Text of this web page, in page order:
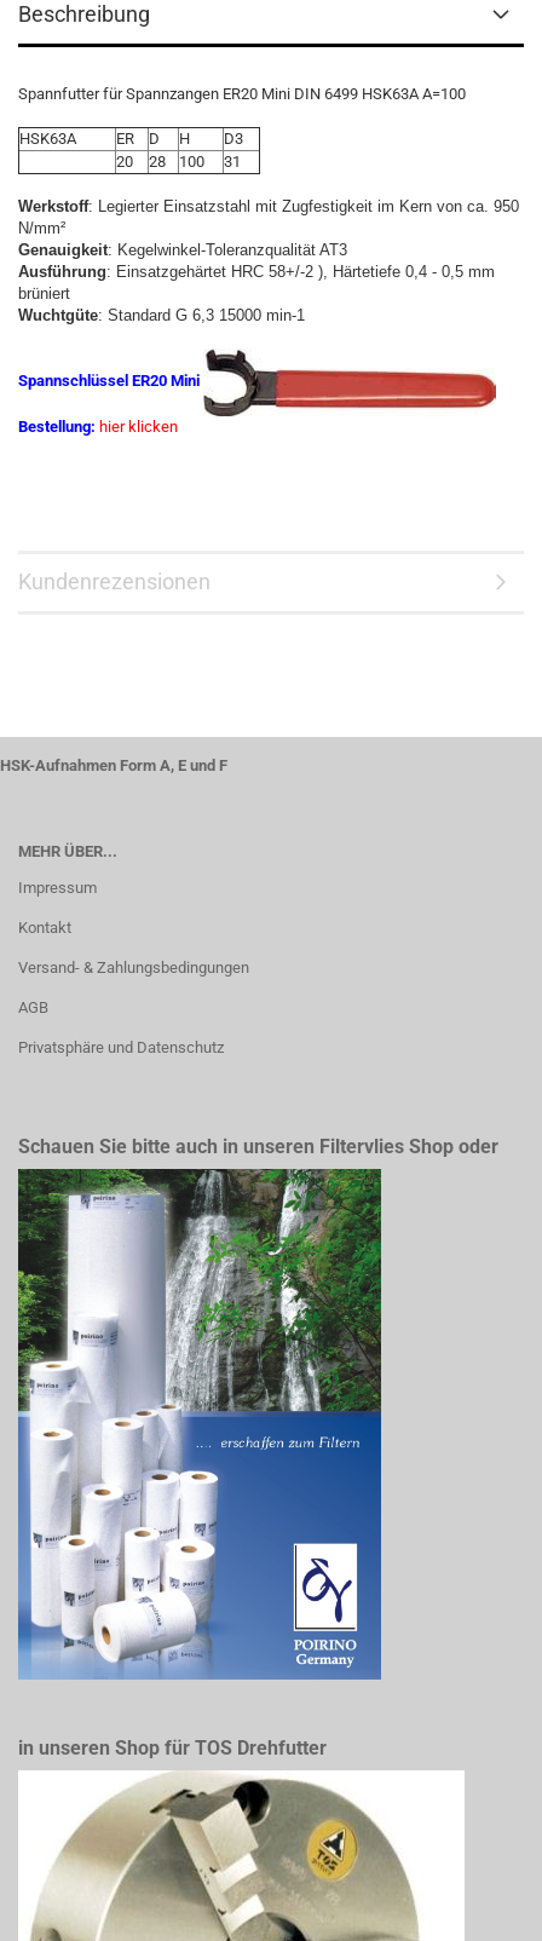
Beschreibung
Spannfutter für Spannzangen ER20 Mini DIN 6499 HSK63A A=100
HSK63A ER D H
D3
20
28 100 31
Werkstoff: Legierter Einsatzstahl mit Zugfestigkeit im Kern von ca. 950
N/mm²
Genauigkeit: Kegelwinkel-Toleranzqualität AT3
Ausführung: Einsatzgehärtet HRC 58+/-2 ), Härtetiefe 0,4 - 0,5 mm
brüniert
Wuchtgüte: Standard G 6,3 15000 min-1
Spannschlüssel ER20 Mini
Bestellung: hier klicken
Kundenrezensionen
HSK-Aufnahmen Form A, E und F
MEHR ÜBER...
Impressum
Kontakt
Versand- & Zahlungsbedingungen
AGB
Privatsphäre und Datenschutz
Schauen Sie bitte auch in unseren Filtervlies Shop oder
in unseren Shop für TOS Drehfutter